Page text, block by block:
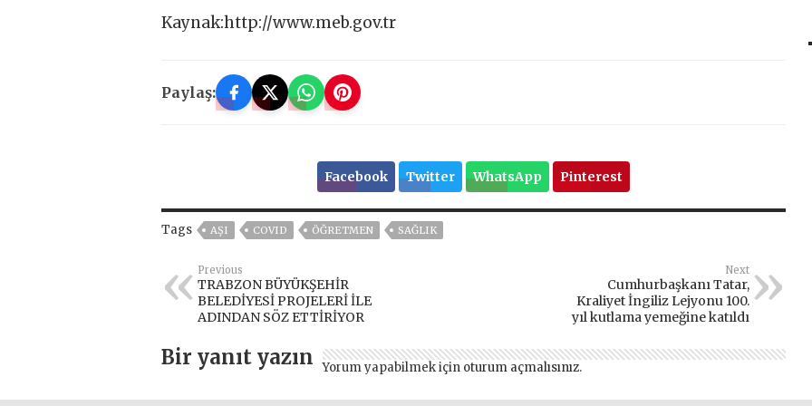
Kaynak:http://www.meb.gov.tr
Paylaş:
Facebook Twitter WhatsApp Pinterest
Tags AŞI COVID ÖĞRETMEN SAĞLIK
Previous
TRABZON BÜYÜKŞEHİR
BELEDİYESİ PROJELERİ İLE
ADINDAN SÖZ ETTİRİYOR
Next
Cumhurbaşkanı Tatar,
Kraliyet İngiliz Lejyonu 100.
yıl kutlama yemeğine katıldı
Bir yanıt yazın Yorum yapabilmek için oturum açmalısınız.